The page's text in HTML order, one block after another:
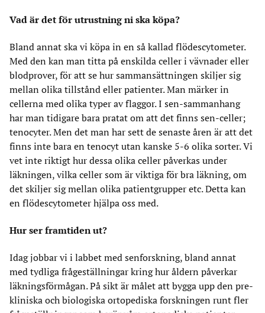
Vad är det för utrustning ni ska köpa?
Bland annat ska vi köpa in en så kallad flödescytometer.
Med den kan man titta på enskilda celler i vävnader eller
blodprover, för att se hur sammansättningen skiljer sig
mellan olika tillstånd eller patienter. Man märker in
cellerna med olika typer av flaggor. I sen-sammanhang
har man tidigare bara pratat om att det finns sen-celler;
tenocyter. Men det man har sett de senaste åren är att det
finns inte bara en tenocyt utan kanske 5-6 olika sorter. Vi
vet inte riktigt hur dessa olika celler påverkas under
läkningen, vilka celler som är viktiga för bra läkning, om
det skiljer sig mellan olika patientgrupper etc. Detta kan
en flödescytometer hjälpa oss med.
Hur ser framtiden ut?
Idag jobbar vi i labbet med senforskning, bland annat
med tydliga frågeställningar kring hur åldern påverkar
läkningsförmågan. På sikt är målet att bygga upp den pre-
kliniska och biologiska ortopediska forskningen runt fler